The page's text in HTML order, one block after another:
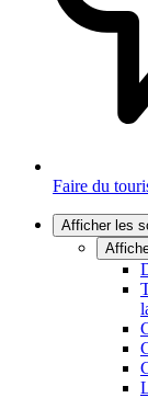
Faire du
Afficher les